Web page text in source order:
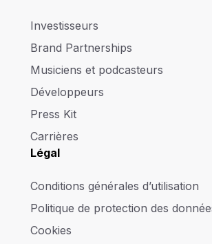
Investisseurs
Brand Partnerships
Musiciens et podcasteurs
Développeurs
Press Kit
Carrières
Légal
Conditions générales d’utilisation
Politique de protection des
Cookies